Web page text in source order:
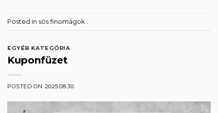
Posted in sós finomágok
EGYÉB KATEGÓRIA
Kuponfüzet
POSTED ON 2025.08.30.